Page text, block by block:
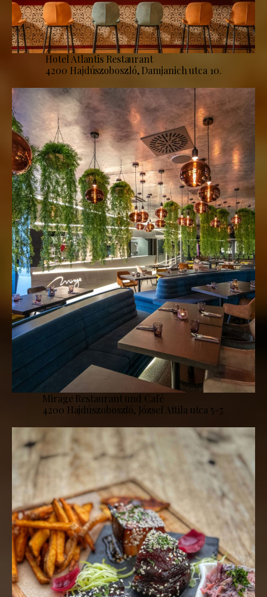
Hotel Atlantis Restaurant
4200 Hajdúszoboszló, Damjanich utca 10.
Mirage Restaurant und Café
4200 Hajdúszoboszló, József Attila utca 5-7.